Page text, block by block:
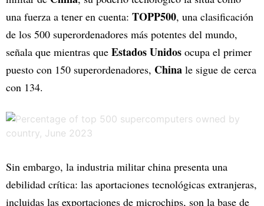
una fuerza a tener en cuenta: TOPP500, una clasificación
de los 500 superordenadores más potentes del mundo,
señala que mientras que Estados Unidos ocupa el primer
puesto con 150 superordenadores, China le sigue de cerca
con 134.
Sin embargo, la industria militar china presenta una
debilidad crítica: las aportaciones tecnológicas extranjeras,
incluidas las exportaciones de microchips, son la base de